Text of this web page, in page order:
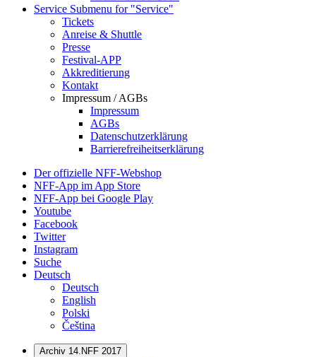
Service Submenu for "Service"
Tickets
Anreise & Shuttle
Presse
Festival-APP
Akkreditierung
Kontakt
Impressum / AGBs
Impressum
AGBs
Datenschutzerklärung
Barrierefreiheitserklärung
Der offizielle NFF-Webshop
NFF-App im App Store
NFF-App bei Google Play
Youtube
Facebook
Twitter
Instagram
Suche
Deutsch
Deutsch
English
Polski
Čeština
Archiv 14.NFF 2017